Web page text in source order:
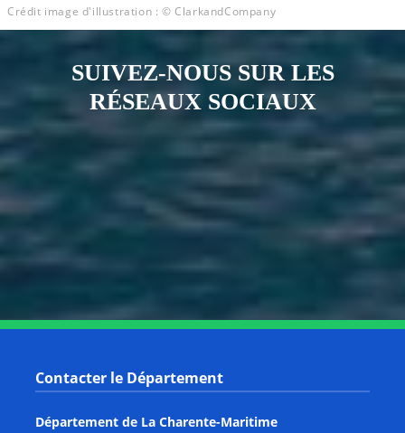
Crédit image d'illustration : © ClarkandCompany
SUIVEZ-NOUS SUR LES
RÉSEAUX SOCIAUX
Notre page Instagram
Notre page Facebook
Notre page XNotre page Tiktok
Notre page
Notre page Youtube
Contacter le Département
Département de La Charente-Maritime